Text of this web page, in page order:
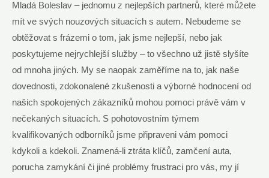
Mladá Boleslav – jednomu z nejlepších partnerů, které můžete
mít ve svých nouzových situacích s autem. Nebudeme se
obtěžovat s frázemi o tom, jak jsme nejlepší, nebo jak
poskytujeme nejrychlejší služby – to všechno už jistě slyšíte
od mnoha jiných. My se naopak zaměříme na to, jak naše
dovednosti, zdokonalené zkušenosti a výborné hodnocení od
našich spokojených zákazníků mohou pomoci právě vám v
nečekaných situacích. S pohotovostním týmem
kvalifikovaných odborníků jsme připraveni vám pomoci
kdykoli a kdekoli. Znamená-li ztráta klíčů, zamčení auta,
porucha zamykání či jiné problémy frustraci pro vás, my jí